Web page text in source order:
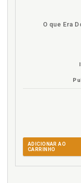
O que Era
ADICIONAR AO
CARRINHO